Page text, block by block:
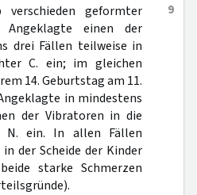
9
geformter
einen der
drei Fällen teilweise in
C. ein; im gleichen
14. Geburtstag am 11.
in mindestens
der Vibratoren in die
N. ein. In allen Fällen
der Scheide der Kinder
starke Schmerzen